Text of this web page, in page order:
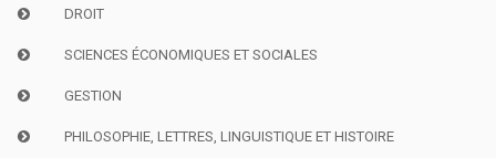
DROIT
SCIENCES ÉCONOMIQUES ET SOCIALES
GESTION
PHILOSOPHIE, LETTRES, LINGUISTIQUE ET HISTOIRE